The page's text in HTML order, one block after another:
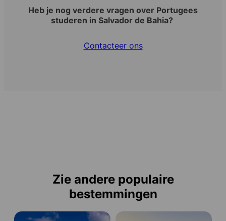
Heb je nog verdere vragen over Portugees
studeren in Salvador de Bahia?
Contacteer ons
Zie andere populaire
bestemmingen